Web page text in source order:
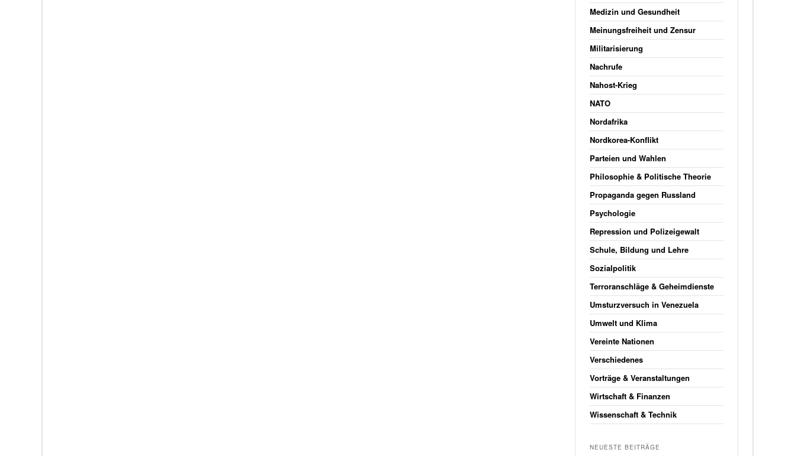
Medizin und Gesundheit
Meinungsfreiheit und Zensur
Militarisierung
Nachrufe
Nahost-Krieg
NATO
Nordafrika
Nordkorea-Konflikt
Parteien und Wahlen
Philosophie & Politische Theorie
Propaganda gegen Russland
Psychologie
Repression und Polizeigewalt
Schule, Bildung und Lehre
Sozialpolitik
Terroranschläge & Geheimdienste
Umsturzversuch in Venezuela
Umwelt und Klima
Vereinte Nationen
Verschiedenes
Vorträge & Veranstaltungen
Wirtschaft & Finanzen
Wissenschaft & Technik
NEUESTE BEITRÄGE